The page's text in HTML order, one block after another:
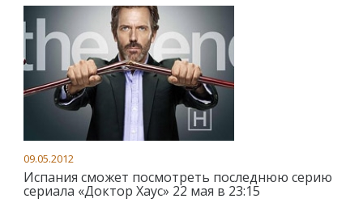
09.05.2012
Испания сможет посмотреть последнюю серию
сериала «Доктор Хаус» 22 мая в 23:15